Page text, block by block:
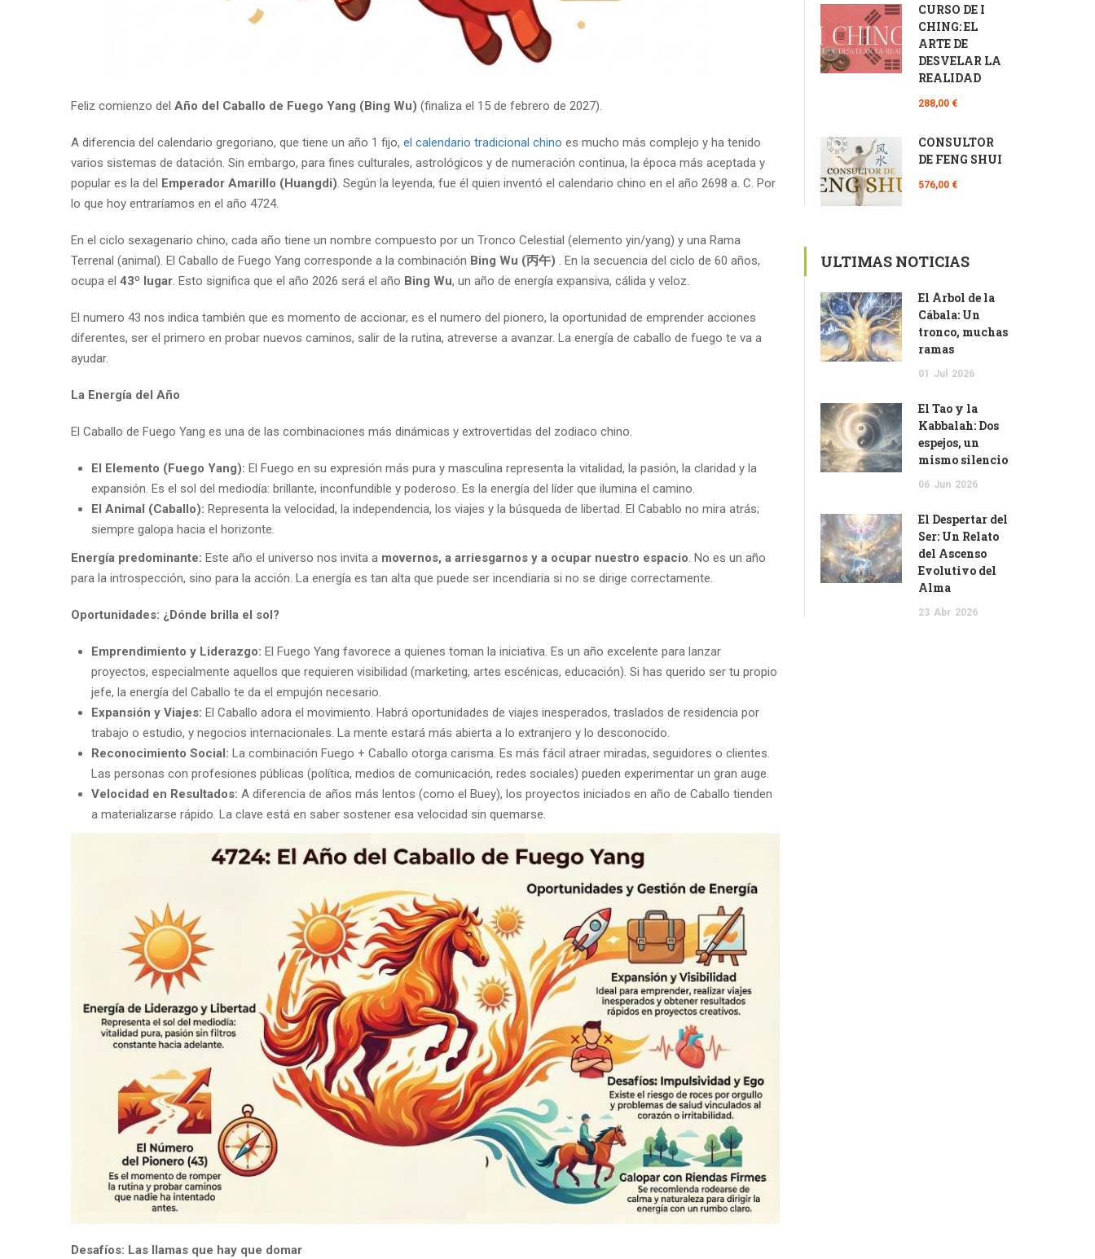
Feliz comienzo del Año del Caballo de Fuego Yang (Bing Wu) (finaliza el 15 de febrero de 2027).
A diferencia del calendario gregoriano, que tiene un año 1 fijo, el calendario tradicional chino es mucho más complejo y ha tenido
varios sistemas de datación. Sin embargo, para fines culturales, astrológicos y de numeración continua, la época más aceptada y
popular es la del Emperador Amarillo (Huangdi) . Según la leyenda, fue él quien inventó el calendario chino en el año 2698 a. C. Por
lo que hoy entraríamos en el año 4724.
En el ciclo sexagenario chino, cada año tiene un nombre compuesto por un Tronco Celestial (elemento yin/yang) y una Rama
Terrenal (animal). El Caballo de Fuego Yang corresponde a la combinación Bing Wu (丙午) . En la secuencia del ciclo de 60 años,
ocupa el 43º lugar . Esto significa que el año 2026 será el año Bing Wu, un año de energía expansiva, cálida y veloz.
El numero 43 nos indica también que es momento de accionar, es el numero del pionero, la oportunidad de emprender acciones
diferentes, ser el primero en probar nuevos caminos, salir de la rutina, atreverse a avanzar. La energía de caballo de fuego te va a
ayudar.
La Energía del Año
El Caballo de Fuego Yang es una de las combinaciones más dinámicas y extrovertidas del zodiaco chino.
El Elemento (Fuego Yang): El Fuego en su expresión más pura y masculina representa la vitalidad, la pasión, la claridad y la
expansión. Es el sol del mediodía: brillante, inconfundible y poderoso. Es la energía del líder que ilumina el camino.
El Animal (Caballo): Representa la velocidad, la independencia, los viajes y la búsqueda de libertad. El Cabablo no mira atrás;
siempre galopa hacia el horizonte.
Energía predominante: Este año el universo nos invita a movernos, a arriesgarnos y a ocupar nuestro espacio . No es un año
para la introspección, sino para la acción. La energía es tan alta que puede ser incendiaria si no se dirige correctamente.
Oportunidades: ¿Dónde brilla el sol?
Emprendimiento y Liderazgo: El Fuego Yang favorece a quienes toman la iniciativa. Es un año excelente para lanzar
proyectos, especialmente aquellos que requieren visibilidad (marketing, artes escénicas, educación). Si has querido ser tu propio
jefe, la energía del Caballo te da el empujón necesario.
Expansión y Viajes: El Caballo adora el movimiento. Habrá oportunidades de viajes inesperados, traslados de residencia por
trabajo o estudio, y negocios internacionales. La mente estará más abierta a lo extranjero y lo desconocido.
Reconocimiento Social: La combinación Fuego + Caballo otorga carisma. Es más fácil atraer miradas, seguidores o clientes.
Las personas con profesiones públicas (política, medios de comunicación, redes sociales) pueden experimentar un gran auge.
Velocidad en Resultados: A diferencia de años más lentos (como el Buey), los proyectos iniciados en año de Caballo tienden
a materializarse rápido. La clave está en saber sostener esa velocidad sin quemarse.
Desafíos: Las llamas que hay que domar
CURSO DE I
CHING: EL
ARTE DE
DESVELAR LA
REALIDAD
288,00 €
CONSULTOR
DE FENG SHUI
576,00 €
ULTIMAS NOTICIAS
El Árbol de la
Cábala: Un
tronco, muchas
ramas
01 Jul 2026
El Tao y la
Kabbalah: Dos
espejos, un
mismo silencio
06 Jun 2026
El Despertar del
Ser: Un Relato
del Ascenso
Evolutivo del
Alma
23 Abr 2026